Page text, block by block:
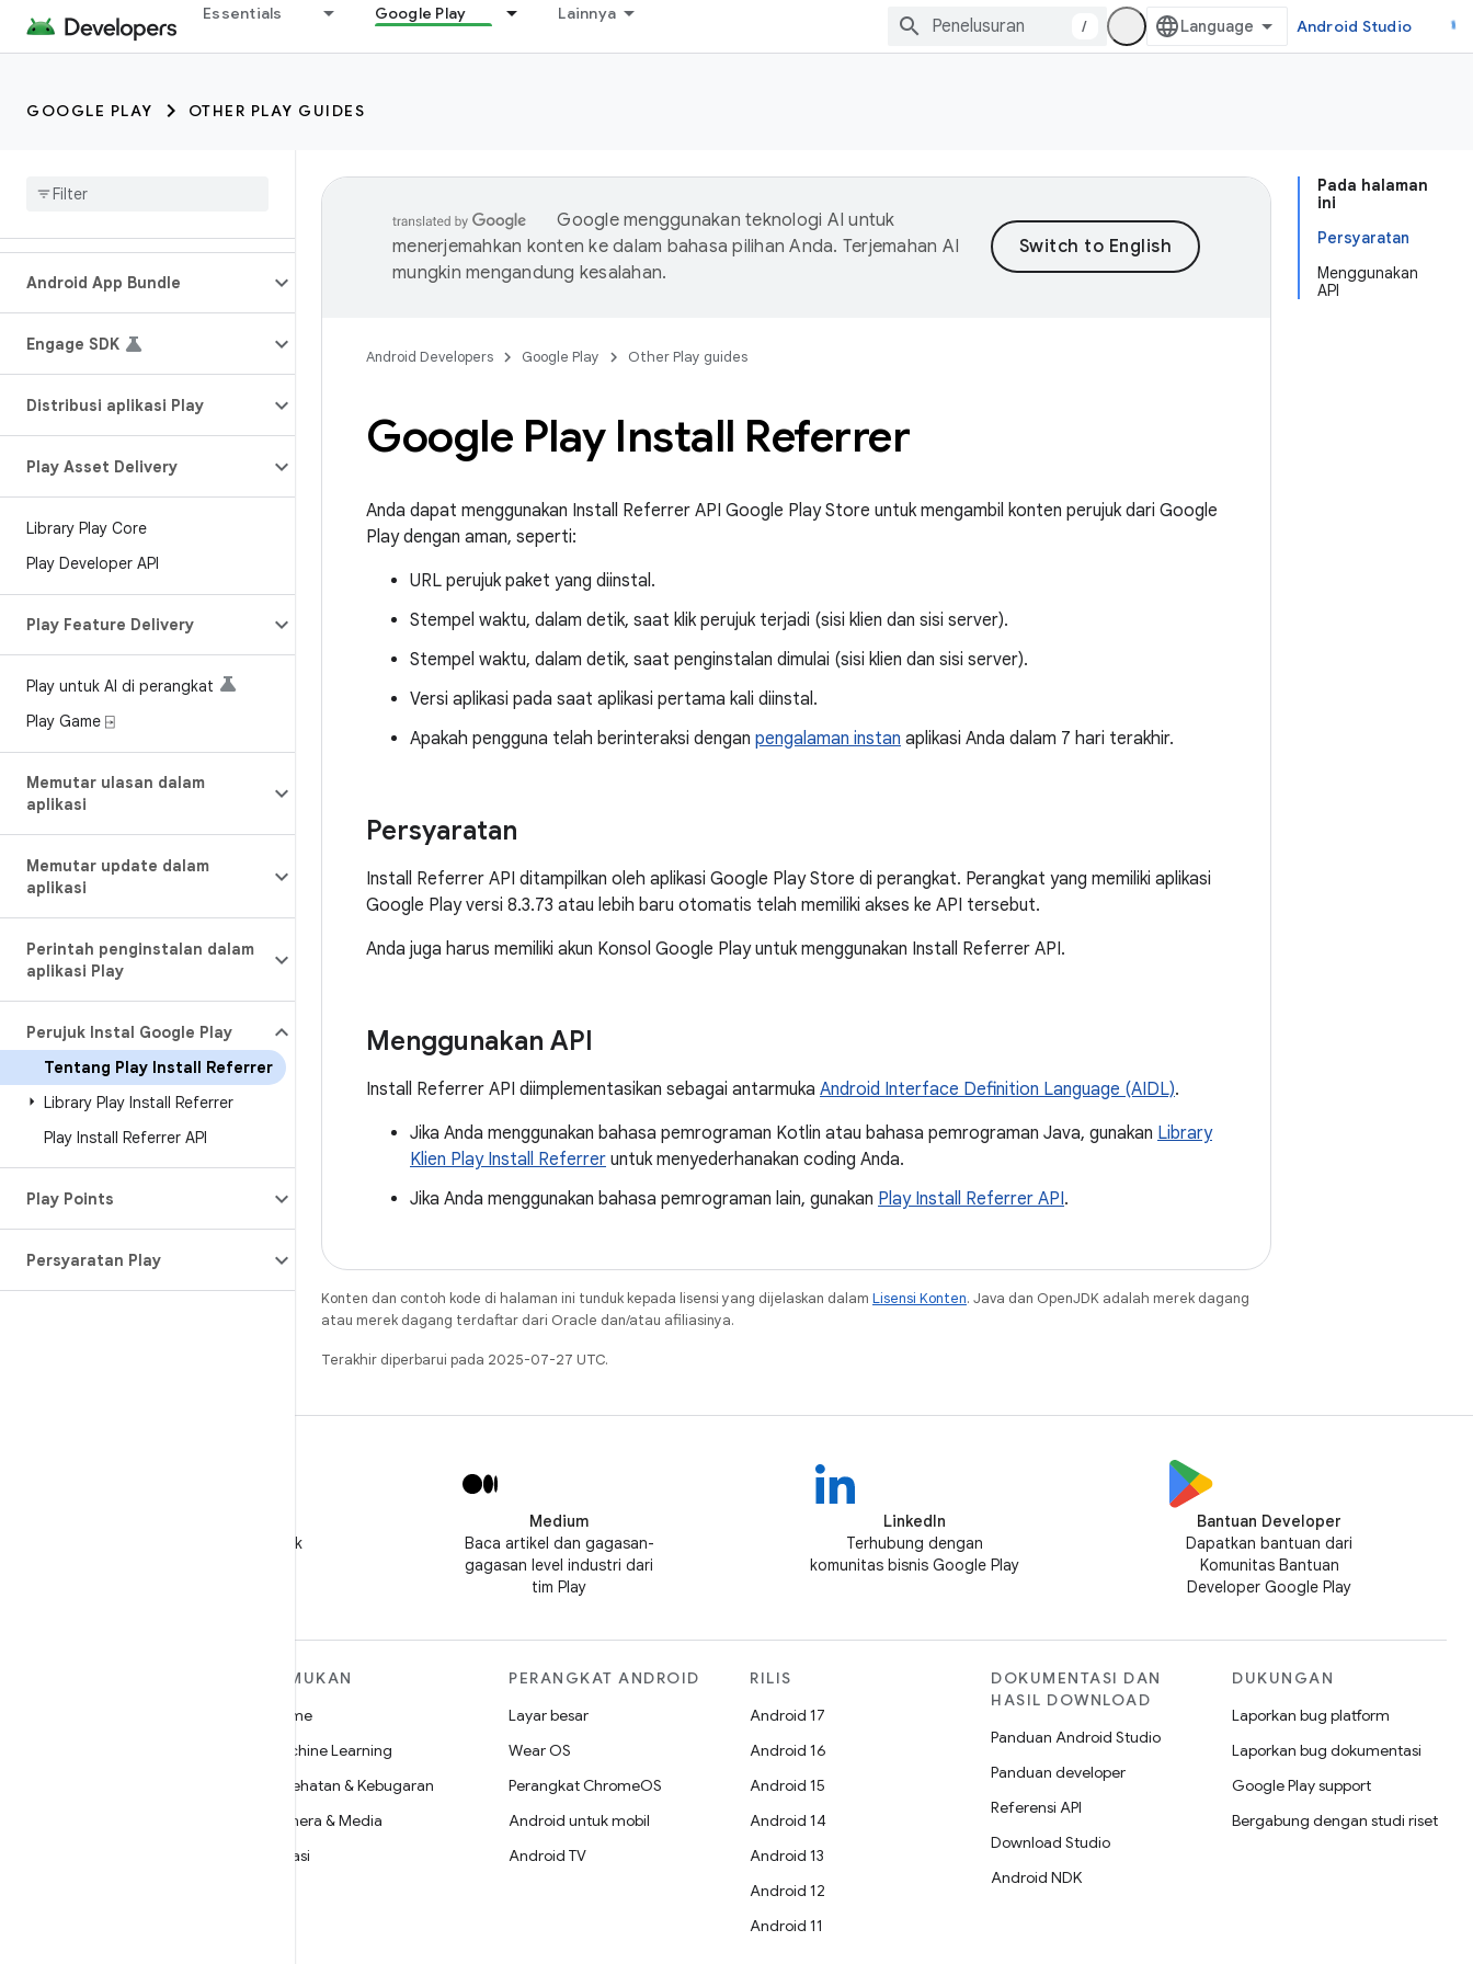
Essentials Google Play Lainnya
/ Android Studio
GOOGLE PLAY OTHER PLAY GUIDES
Android App Bundle
Engage SDK
Distribusi aplikasi Play
Play Asset Delivery
Library Play Core
Play Developer API
Play Feature Delivery
Play untuk AI di perangkat
Play Game ⍈
Memutar ulasan dalam
aplikasi
Memutar update dalam
aplikasi
Perintah penginstalan dalam
aplikasi Play
Perujuk Instal Google Play
Tentang Play Install Referrer
Library Play Install Referrer
Play Install Referrer API
Play Points
Persyaratan Play
Pada halaman
ini
Persyaratan
Menggunakan
API
Google menggunakan teknologi AI untuk
menerjemahkan konten ke dalam bahasa pilihan Anda. Terjemahan AI
mungkin mengandung kesalahan.
Android Developers Google Play Other Play guides
Google Play Install Referrer
Anda dapat menggunakan Install Referrer API Google Play Store untuk mengambil konten perujuk dari Google
Play dengan aman, seperti:
URL perujuk paket yang diinstal.
Stempel waktu, dalam detik, saat klik perujuk terjadi (sisi klien dan sisi server).
Stempel waktu, dalam detik, saat penginstalan dimulai (sisi klien dan sisi server).
Versi aplikasi pada saat aplikasi pertama kali diinstal.
Apakah pengguna telah berinteraksi dengan pengalaman instan aplikasi Anda dalam 7 hari terakhir.
Persyaratan
Install Referrer API ditampilkan oleh aplikasi Google Play Store di perangkat. Perangkat yang memiliki aplikasi
Google Play versi 8.3.73 atau lebih baru otomatis telah memiliki akses ke API tersebut.
Anda juga harus memiliki akun Konsol Google Play untuk menggunakan Install Referrer API.
Menggunakan API
Install Referrer API diimplementasikan sebagai antarmuka Android Interface Definition Language (AIDL).
Jika Anda menggunakan bahasa pemrograman Kotlin atau bahasa pemrograman Java, gunakan Library
Klien Play Install Referrer untuk menyederhanakan coding Anda.
Jika Anda menggunakan bahasa pemrograman lain, gunakan Play Install Referrer API.
Konten dan contoh kode di halaman ini tunduk kepada lisensi yang dijelaskan dalam Lisensi Konten. Java dan OpenJDK adalah merek dagang
atau merek dagang terdaftar dari Oracle dan/atau afiliasinya.
Terakhir diperbarui pada 2025-07-27 UTC.
Ikuti @GooglePlayBiz untuk
Medium
Baca artikel dan gagasan-
gagasan level industri dari
tim Play
LinkedIn
Terhubung dengan
komunitas bisnis Google Play
Bantuan Developer
Dapatkan bantuan dari
Komunitas Bantuan
Developer Google Play
TEMUKAN
Game
Machine Learning
Kesehatan & Kebugaran
Kamera & Media
Privasi
PERANGKAT ANDROID
Layar besar
Wear OS
Perangkat ChromeOS
Android untuk mobil
Android TV
RILIS
Android 17
Android 16
Android 15
Android 14
Android 13
Android 12
Android 11
DOKUMENTASI DAN
HASIL DOWNLOAD
Panduan Android Studio
Panduan developer
Referensi API
Download Studio
Android NDK
DUKUNGAN
Laporkan bug platform
Laporkan bug dokumentasi
Google Play support
Bergabung dengan studi riset